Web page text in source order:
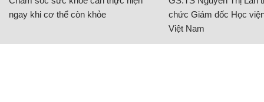
ngay khi cơ thể còn khỏe
chức Giám đốc Học
Việt Nam